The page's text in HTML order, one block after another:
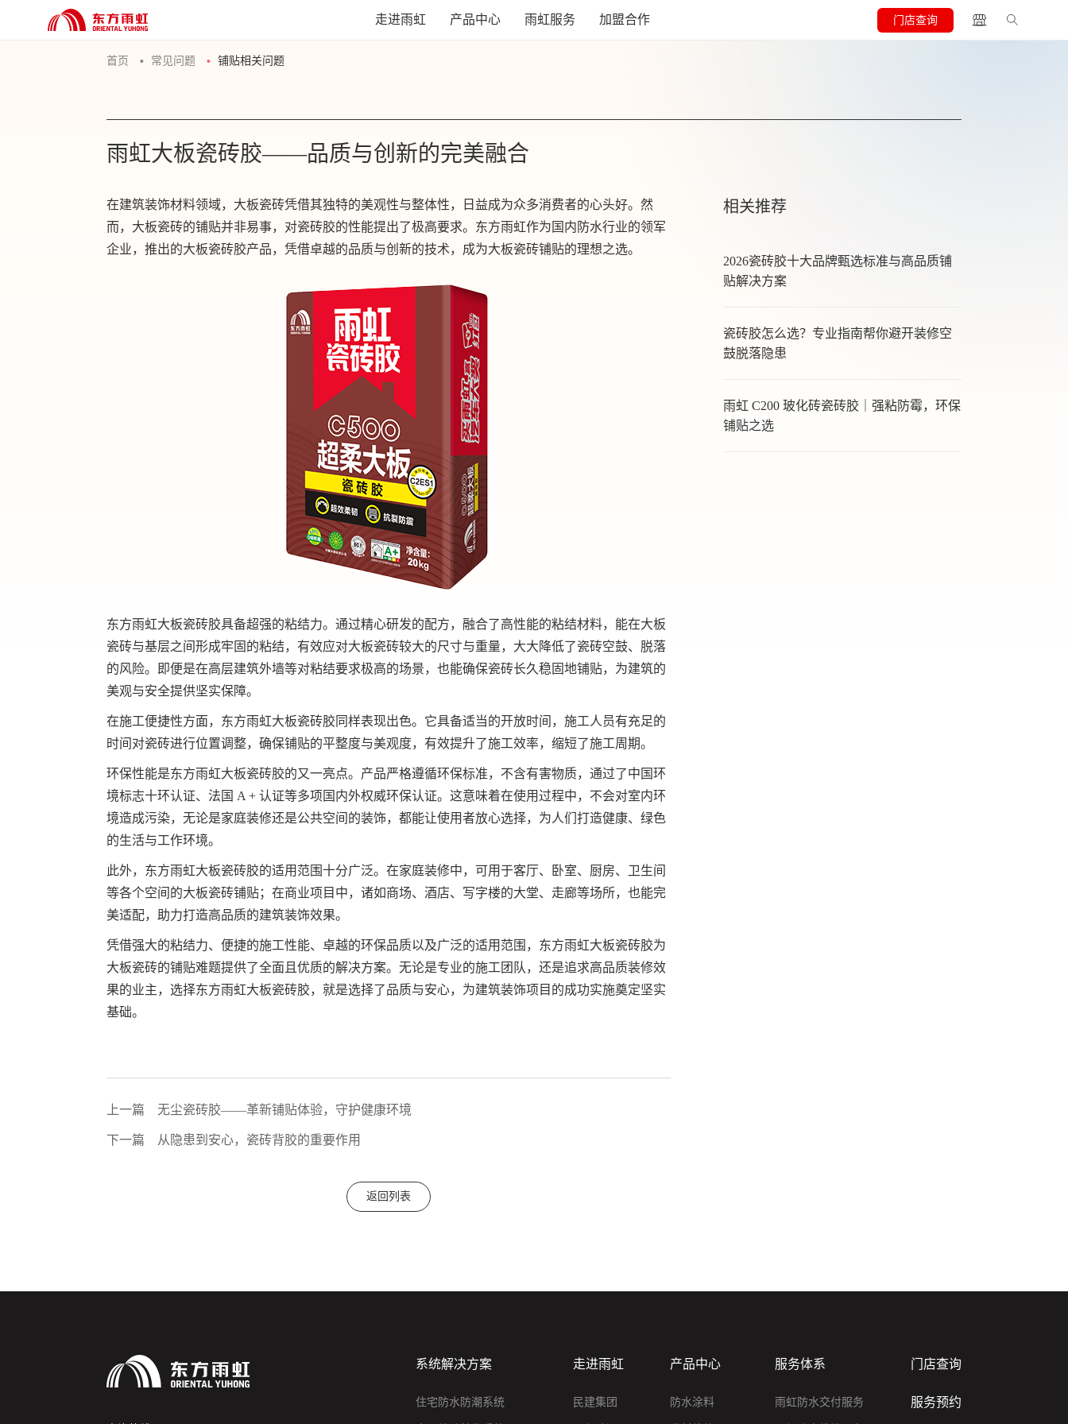
走进雨虹 产品中心 雨虹服务 加盟合作 门店查询
首页 常见问题 铺贴相关问题
雨虹大板瓷砖胶——品质与创新的完美融合
在建筑装饰材料领域，大板瓷砖凭借其独特的美观性与整体性，日益成为众多消费者的心头好。然
而，大板瓷砖的铺贴并非易事，对瓷砖胶的性能提出了极高要求。东方雨虹作为国内防水行业的领军
企业，推出的大板瓷砖胶产品，凭借卓越的品质与创新的技术，成为大板瓷砖铺贴的理想之选。
东方雨虹大板瓷砖胶具备超强的粘结力。通过精心研发的配方，融合了高性能的粘结材料，能在大板
瓷砖与基层之间形成牢固的粘结，有效应对大板瓷砖较大的尺寸与重量，大大降低了瓷砖空鼓、脱落
的风险。即便是在高层建筑外墙等对粘结要求极高的场景，也能确保瓷砖长久稳固地铺贴，为建筑的
美观与安全提供坚实保障。
在施工便捷性方面，东方雨虹大板瓷砖胶同样表现出色。它具备适当的开放时间，施工人员有充足的
时间对瓷砖进行位置调整，确保铺贴的平整度与美观度，有效提升了施工效率，缩短了施工周期。
环保性能是东方雨虹大板瓷砖胶的又一亮点。产品严格遵循环保标准，不含有害物质，通过了中国环
境标志十环认证、法国 A + 认证等多项国内外权威环保认证。这意味着在使用过程中，不会对室内环
境造成污染，无论是家庭装修还是公共空间的装饰，都能让使用者放心选择，为人们打造健康、绿色
的生活与工作环境。
此外，东方雨虹大板瓷砖胶的适用范围十分广泛。在家庭装修中，可用于客厅、卧室、厨房、卫生间
等各个空间的大板瓷砖铺贴；在商业项目中，诸如商场、酒店、写字楼的大堂、走廊等场所，也能完
美适配，助力打造高品质的建筑装饰效果。
凭借强大的粘结力、便捷的施工性能、卓越的环保品质以及广泛的适用范围，东方雨虹大板瓷砖胶为
大板瓷砖的铺贴难题提供了全面且优质的解决方案。无论是专业的施工团队，还是追求高品质装修效
果的业主，选择东方雨虹大板瓷砖胶，就是选择了品质与安心，为建筑装饰项目的成功实施奠定坚实
基础。
上一篇 无尘瓷砖胶——革新铺贴体验，守护健康环境
下一篇 从隐患到安心，瓷砖背胶的重要作用
返回列表
相关推荐
2026瓷砖胶十大品牌甄选标准与高品质铺
贴解决方案
瓷砖胶怎么选？专业指南帮你避开装修空
鼓脱落隐患
雨虹 C200 玻化砖瓷砖胶｜强粘防霉，环保
铺贴之选
系统解决方案
住宅防水防潮系统
走进雨虹
民建集团
产品中心
防水涂料
服务体系
雨虹防水交付服务
门店查询
服务预约